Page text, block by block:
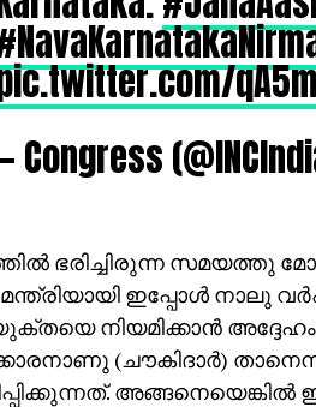
Congress
ഭരിച്ചിരുന്ന സമയത്തു
ഇപ്പോള്‍ നാലു
നിയമിക്കാന്‍ അദ്ദേഹം
(ചൗകിദാര്‍)
അങ്ങനെയെങ്കില്‍